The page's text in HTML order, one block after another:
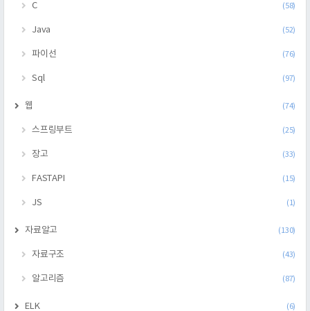
C (58)
Java (52)
파이선 (76)
Sql (97)
웹 (74)
스프링부트 (25)
장고 (33)
FASTAPI (15)
JS (1)
자료알고 (130)
자료구조 (43)
알고리즘 (87)
ELK (6)